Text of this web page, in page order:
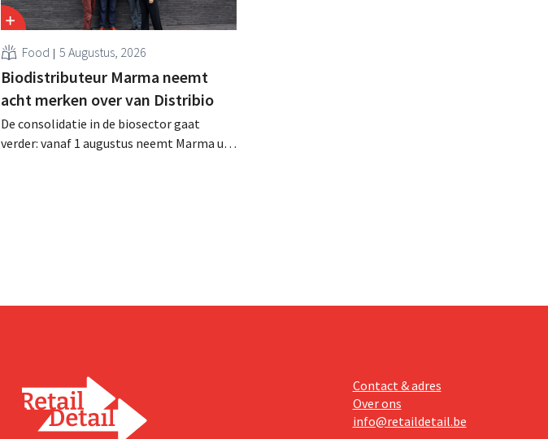
Food 5 Augustus, 2026
Biodistributeur Marma neemt
acht merken over van Distribio
De consolidatie in de biosector gaat
verder: vanaf 1 augustus neemt Marma uit
Contact & adres
Over ons
info@retaildetail.be